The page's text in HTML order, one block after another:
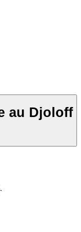
au Djoloff